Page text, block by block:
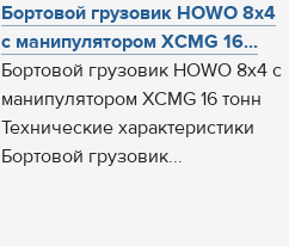
Бортовой грузовик HOWO 8x4
с манипулятором XCMG 16...
Бортовой грузовик HOWO 8x4 с
манипулятором XCMG 16 тонн
Технические характеристики
Бортовой грузовик...